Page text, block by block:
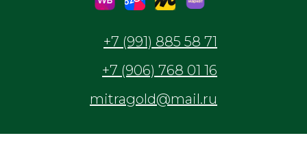
+7 (991) 885 58 71
+7 (906) 768 01 16
mitragold@mail.ru